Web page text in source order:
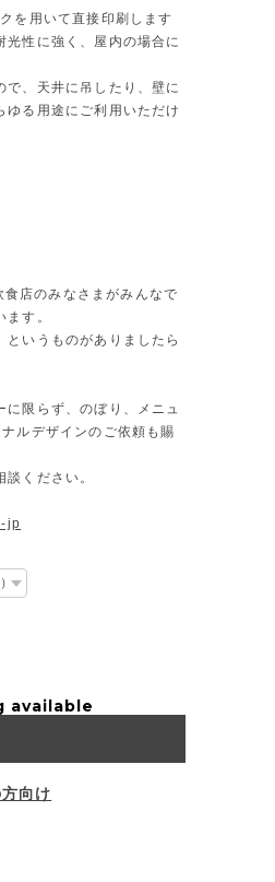
を用いて直接印刷します
性に強く、屋内の場合に
で、天井に吊したり、壁に
る用途にご利用いただけ
店のみなさまがみんなで
す。
というものがありましたら
に限らず、のぼり、メニュ
ルデザインのご依頼も賜
ください。
jp
available
向け